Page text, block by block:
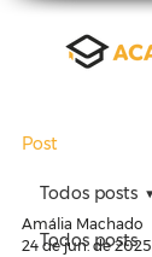
Post
Todos posts
Todos posts
Amália Machado
24 de jun. de 2025